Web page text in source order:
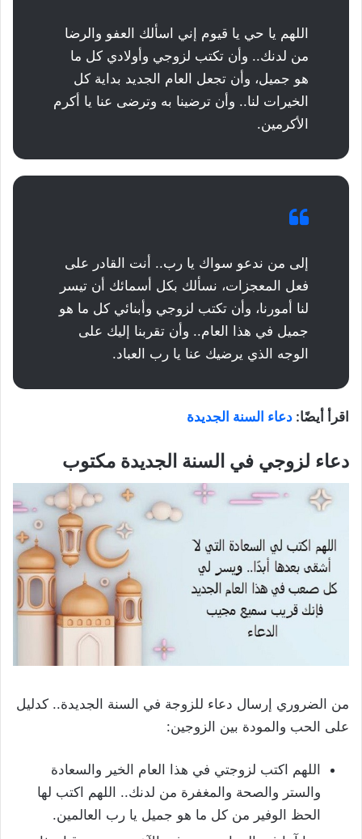
اللهم يا حي يا قيوم إني اسألك العفو والرضا
من لدنك.. وأن تكتب لزوجي وأولادي كل ما
هو جميل، وأن تجعل العام الجديد بداية كل
الخيرات لنا.. وأن ترضينا به وترضى عنا يا أكرم
الأكرمين.
إلى من ندعو سواك يا رب.. أنت القادر على
فعل المعجزات، نسألك بكل أسمائك أن تيسر
لنا أمورنا، وأن تكتب لزوجي وأبنائي كل ما هو
جميل في هذا العام.. وأن تقربنا إليك على
الوجه الذي يرضيك عنا يا رب العباد.
اقرأ أيضًا: دعاء السنة الجديدة
دعاء لزوجي في السنة الجديدة مكتوب
من الضروري إرسال دعاء للزوجة في السنة الجديدة.. كدليل
على الحب والمودة بين الزوجين:
اللهم اكتب لزوجتي في هذا العام الخير والسعادة
والستر والصحة والمغفرة من لدنك.. اللهم اكتب لها
الحظ الوفير من كل ما هو جميل يا رب العالمين.